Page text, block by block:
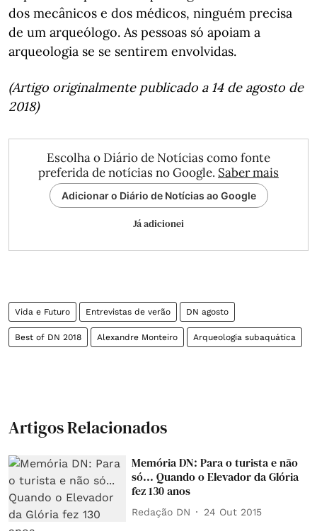
dos mecânicos e dos médicos, ninguém precisa
de um arqueólogo. As pessoas só apoiam a
arqueologia se se sentirem envolvidas.
(Artigo originalmente publicado a 14 de agosto de
2018)
Escolha o Diário de Notícias como fonte
preferida de notícias no Google. Saber mais
Adicionar o Diário de Notícias ao Google
Já adicionei
Vida e Futuro Entrevistas de verão DN agosto
Best of DN 2018 Alexandre Monteiro Arqueologia subaquática
Artigos Relacionados
Memória DN: Para o turista e não
só... Quando o Elevador da Glória
fez 130 anos
Redação DN 24 Out 2015